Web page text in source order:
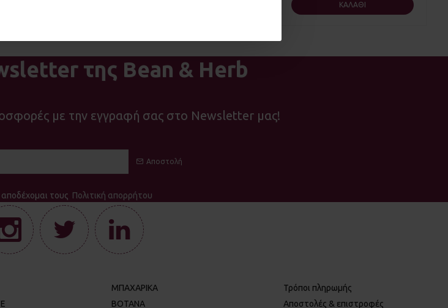
ΚΑΛΆΘΙ
της Bean & Herb
με την εγγραφή σας στο Newsletter μας!
Αποστολή
τους Πολιτική απορρήτου
ΜΠΑΧΑΡΙΚΑ
ΒΟΤΑΝΑ
Τρόποι πληρωμής
Αποστολές & επιστροφές